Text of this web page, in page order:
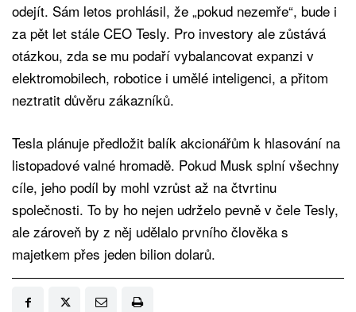
odejít. Sám letos prohlásil, že „pokud nezemře“, bude i
za pět let stále CEO Tesly. Pro investory ale zůstává
otázkou, zda se mu podaří vybalancovat expanzi v
elektromobilech, robotice i umělé inteligenci, a přitom
neztratit důvěru zákazníků.
Tesla plánuje předložit balík akcionářům k hlasování na
listopadové valné hromadě. Pokud Musk splní všechny
cíle, jeho podíl by mohl vzrůst až na čtvrtinu
společnosti. To by ho nejen udrželo pevně v čele Tesly,
ale zároveň by z něj udělalo prvního člověka s
majetkem přes jeden bilion dolarů.